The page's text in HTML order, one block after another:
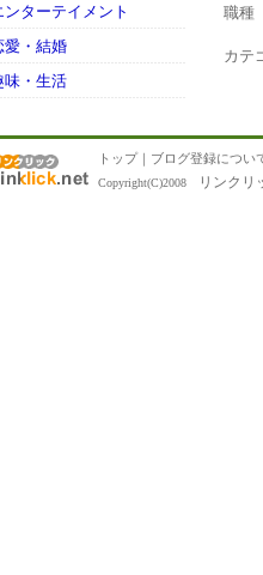
ンターテイメント
愛・結婚
味・生活
職種
カテ
トップ｜ ブログ登録につい
Copyright(C)2008 リンクリ